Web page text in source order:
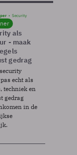
Security
als
- maak
gedrag
echt als
techniek en
gedrag
in de